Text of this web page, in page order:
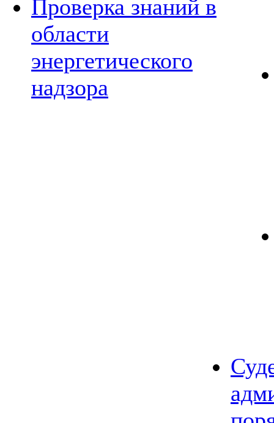
Проверка знаний в
области
энергетического
надзора